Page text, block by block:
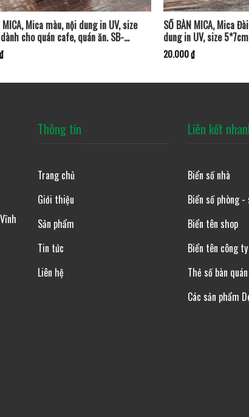
MICA, Mica màu, nội dung in UV, size
cho quán cafe, quán ăn. SB-
₫
SỐ BÀN MICA, Mica
dung in UV, size
quán ăn. SB-PMV190
20.000₫
Thông tin
Trang chủ
Giới thiệu
Sản phẩm
Tin tức
Liên hệ
Liên kết
Biển số nhà
Biển số phòng
Biển tên shop
Biển tên công
Thẻ số bàn
Các sản phẩm